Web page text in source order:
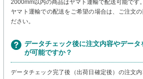
2000mm以内の商品はヤマト運輸で配送可能です。
ヤマト運輸での配送をご希望の場合は、ご注文
ださい。
データチェック後に注文内容やデー
が可能ですか？
データチェック完了後（出荷日確定後）の注文